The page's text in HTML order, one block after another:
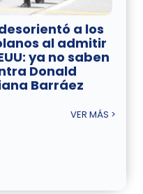
a los
al admitir
ya no saben
Donald
Barráez
VER MÁS >